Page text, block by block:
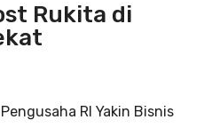
Rukita di